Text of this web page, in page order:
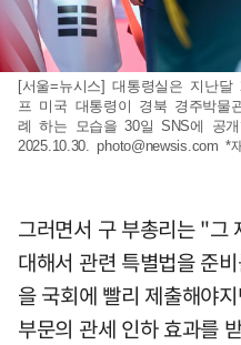
[서울=뉴시스] 대통령실은 지난
프 미국 대통령이 경북 경주박물
례 하는 모습을 30일 SNS에 공
2025.10.30.photo@newsis.com *
그러면서 구 부총리는 "그
대해서 관련 특별법을 준
을 국회에 빨리 제출해야
부문의 관세 인하 효과를